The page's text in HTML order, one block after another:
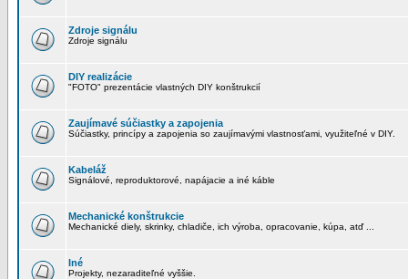
Zdroje signálu
Zdroje signálu
DIY realizácie
"FOTO" prezentácie vlastných DIY konštrukcií
Zaujímavé súčiastky a zapojenia
Súčiastky, princípy a zapojenia so zaujímavými vlastnosťami, využiteľné v DIY.
Kabeláž
Signálové, reproduktorové, napájacie a iné káble
Mechanické konštrukcie
Mechanické diely, skrinky, chladiče, ich výroba, opracovanie, kúpa, atď ...
Iné
Projekty, nezaraditeľné vyššie.